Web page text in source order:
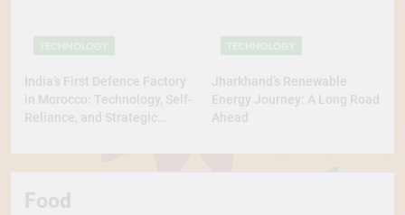
TECHNOLOGY
India’s First Defence Factory
in Morocco: Technology, Self-
Reliance, and Strategic
TECHNOLOGY
Jharkhand’s Renewable
Energy Journey: A Long Road
Ahead
Food